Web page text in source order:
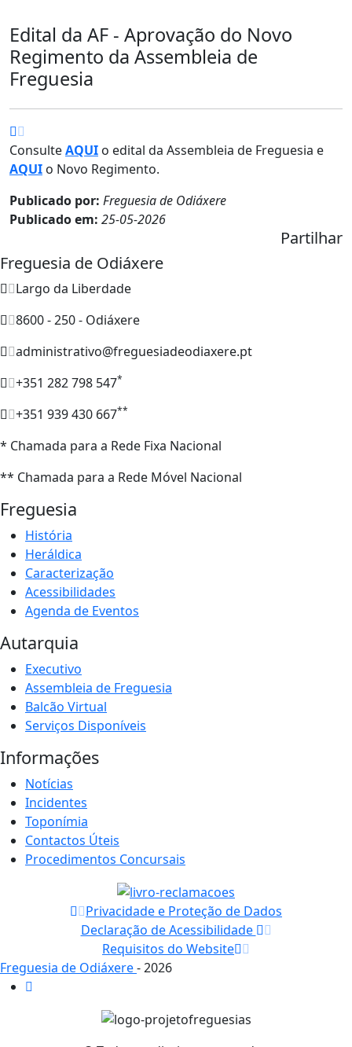
Edital da AF - Aprovação do Novo
Regimento da Assembleia de
Freguesia
ConsulteAQUI o edital da Assembleia de Freguesia e
AQUI o Novo Regimento.
Publicado por: Freguesia de Odiáxere
Publicado em: 25-05-2026
Partilhar
Freguesia de Odiáxere
Largo da Liberdade
8600 - 250 - Odiáxere
administrativo@freguesiadeodiaxere.pt
+351 282 798 547*
+351 939 430 667**
* Chamada para a Rede Fixa Nacional
** Chamada para a Rede Móvel Nacional
Freguesia
História
Heráldica
Caracterização
Acessibilidades
Agenda de Eventos
Autarquia
Executivo
Assembleia de Freguesia
Balcão Virtual
Serviços Disponíveis
Informações
Notícias
Incidentes
Toponímia
Contactos Úteis
Procedimentos Concursais
Privacidade e Proteção de Dados
Declaração de Acessibilidade
Requisitos do Website
Freguesia de Odiáxere- 2026